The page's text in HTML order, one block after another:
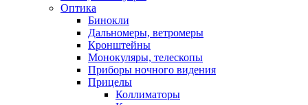
Оптика
Бинокли
Дальномеры, ветромеры
Кронштейны
Монокуляры, телескопы
Приборы ночного видения
Прицелы
Коллиматоры